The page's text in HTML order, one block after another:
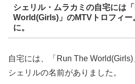
シェリル・ムラカミの自宅には
World(Girls)」のMTVトロフィー
に。
自宅には、「Run The World(Girls)
シェリルの名前がありました。